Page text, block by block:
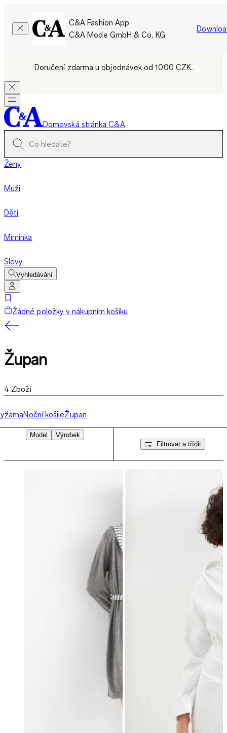
C&A Fashion App
C&A Mode GmbH & Co. KG
Doručení zdarma u objednávek od 1000 CZK.
Domovská stránka C&A
Ženy
Muži
Děti
Miminka
Slevy
Vyhledávání
Žádné položky v nákupním košíku
Župan
4 Zboží
Noční košileŽupan
Model
Výrobek
Filtrovat a třídit